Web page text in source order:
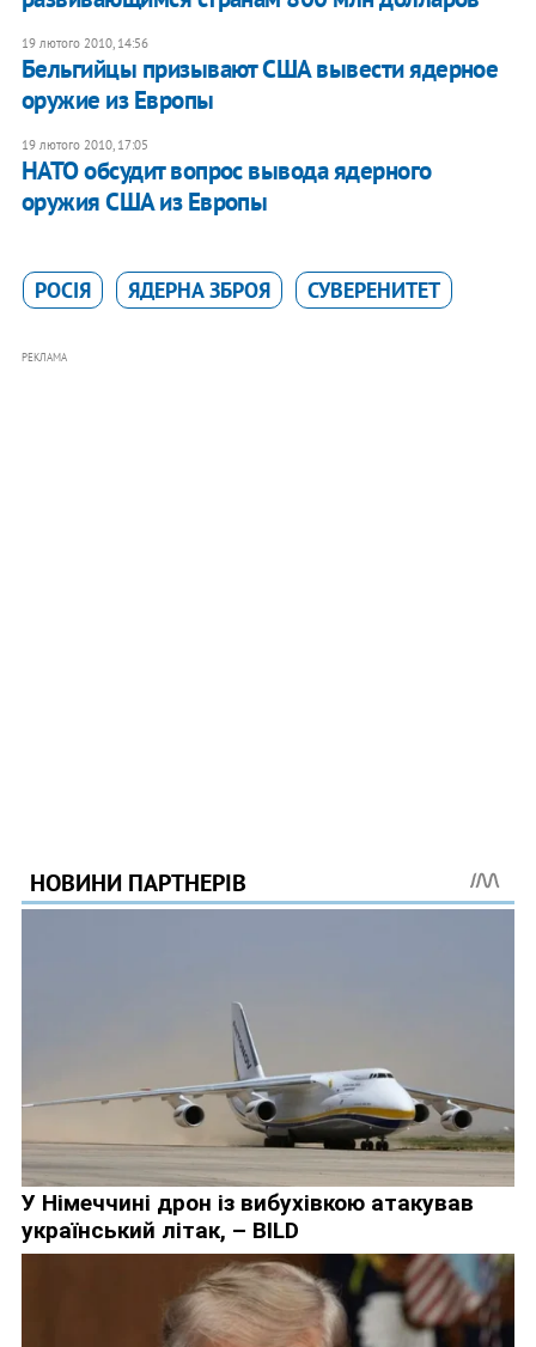
19 лютого 2010, 14:56
Бельгийцы призывают США вывести ядерное
оружие из Европы
19 лютого 2010, 17:05
НАТО обсудит вопрос вывода ядерного
оружия США из Европы
РОСІЯ ЯДЕРНА ЗБРОЯ СУВЕРЕНИТЕТ
РЕКЛАМА